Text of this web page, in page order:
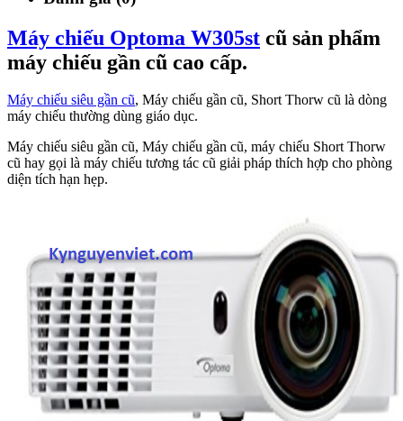
Máy chiếu Optoma W305st cũ sản phẩm
máy chiếu gần cũ cao cấp.
Máy chiếu siêu gần cũ, Máy chiếu gần cũ, Short Thorw cũ là dòng
máy chiếu thường dùng giáo dục.
Máy chiếu siêu gần cũ, Máy chiếu gần cũ, máy chiếu Short Thorw
cũ hay gọi là máy chiếu tương tác cũ giải pháp thích hợp cho phòng
diện tích hạn hẹp.